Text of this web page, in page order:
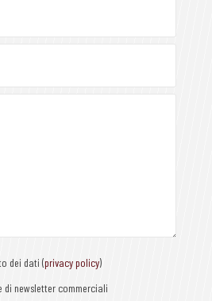
dei dati (privacy policy)
di newsletter commerciali